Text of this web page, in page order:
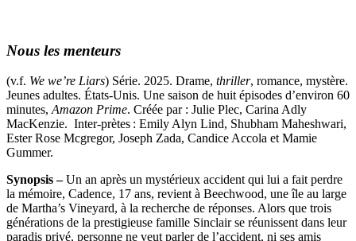
Nous les menteurs
(v.f. We we’re Liars) Série. 2025. Drame, thriller, romance, mystère.
Jeunes adultes. États-Unis. Une saison de huit épisodes d’environ 60
minutes, Amazon Prime. Créée par : Julie Plec, Carina Adly
MacKenzie. Inter-prètes : Emily Alyn Lind, Shubham Maheshwari,
Ester Rose Mcgregor, Joseph Zada, Candice Accola et Mamie
Gummer.
Synopsis –Un an après un mystérieux accident qui lui a fait perdre
la mémoire, Cadence, 17 ans, revient à Beechwood, une île au large
de Martha’s Vineyard, à la recherche de réponses. Alors que trois
générations de la prestigieuse famille Sinclair se réunissent dans leur
paradis privé, personne ne veut parler de l’accident, ni ses amis